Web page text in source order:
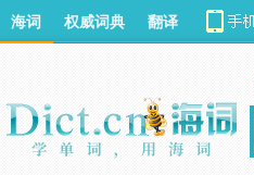
海词 权威词典 翻译